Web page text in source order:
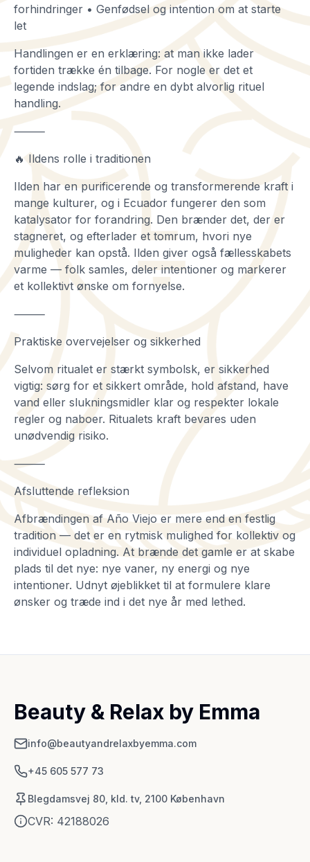
forhindringer • Genfødsel og intention om at starte
let
Handlingen er en erklæring: at man ikke lader
fortiden trække én tilbage. For nogle er det et
legende indslag; for andre en dybt alvorlig rituel
handling.
⸻
🔥 Ildens rolle i traditionen
Ilden har en purificerende og transformerende kraft i
mange kulturer, og i Ecuador fungerer den som
katalysator for forandring. Den brænder det, der er
stagneret, og efterlader et tomrum, hvori nye
muligheder kan opstå. Ilden giver også fællesskabets
varme — folk samles, deler intentioner og markerer
et kollektivt ønske om fornyelse.
⸻
Praktiske overvejelser og sikkerhed
Selvom ritualet er stærkt symbolsk, er sikkerhed
vigtig: sørg for et sikkert område, hold afstand, have
vand eller slukningsmidler klar og respekter lokale
regler og naboer. Ritualets kraft bevares uden
unødvendig risiko.
⸻
Afsluttende refleksion
Afbrændingen af Año Viejo er mere end en festlig
tradition — det er en rytmisk mulighed for kollektiv og
individuel opladning. At brænde det gamle er at skabe
plads til det nye: nye vaner, ny energi og nye
intentioner. Udnyt øjeblikket til at formulere klare
ønsker og træde ind i det nye år med lethed.
Beauty & Relax by Emma
info@beautyandrelaxbyemma.com
+45 605 577 73
Blegdamsvej 80, kld. tv, 2100 København
CVR: 42188026